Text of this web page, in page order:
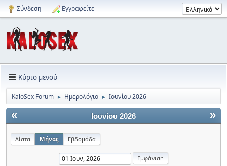
Σύνδεση Εγγραφείτε
Κύριο μενού
KaloSex Forum ► Ημερολόγιο ► Ιουνίου 2026
« »
Ιουνίου 2026
Λίστα Μήνας Εβδομάδα